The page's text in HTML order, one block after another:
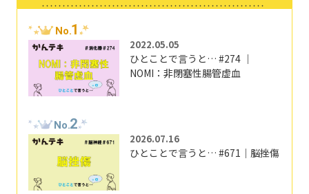
No.1
2022.05.05
ひとことで言うと… #274 ｜
NOMI：非閉塞性腸管虚血
No.2
2026.07.16
ひとことで言うと… #671｜脳挫傷